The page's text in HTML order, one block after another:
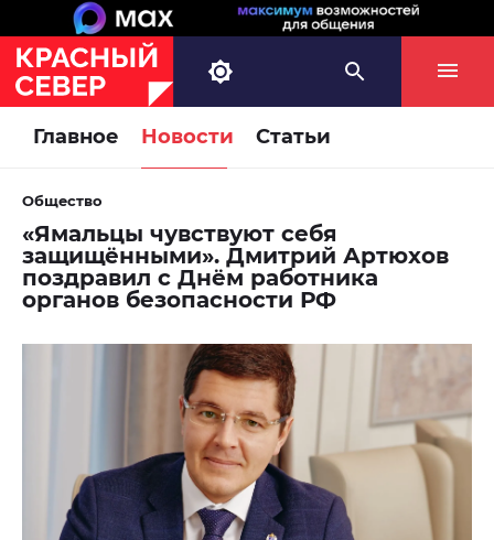
Главное Новости Статьи
Общество
«Ямальцы чувствуют себя
защищёнными». Дмитрий Артюхов
поздравил с Днём работника
органов безопасности РФ